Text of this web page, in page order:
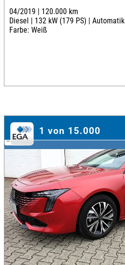
04/2019 | 120.000 km
Diesel | 132 kW (179 PS) | Automatik
Farbe: Weiß
1 von 15.000